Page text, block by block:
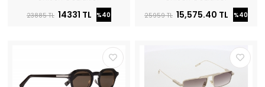
23885 TL 14331 TL %40 25959 TL 15,575.40 TL %40